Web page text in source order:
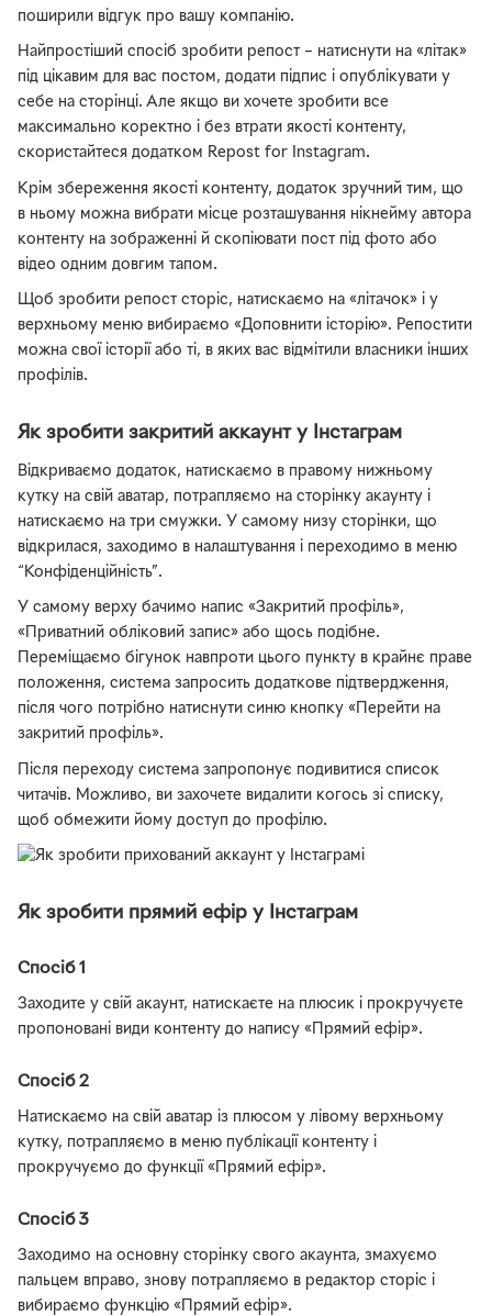
поширили відгук про вашу компанію.
Найпростіший спосіб зробити репост – натиснути на «літак»
під цікавим для вас постом, додати підпис і опублікувати у
себе на сторінці. Але якщо ви хочете зробити все
максимально коректно і без втрати якості контенту,
скористайтеся додатком Repost for Instagram.
Крім збереження якості контенту, додаток зручний тим, що
в ньому можна вибрати місце розташування нікнейму автора
контенту на зображенні й скопіювати пост під фото або
відео одним довгим тапом.
Щоб зробити репост сторіс, натискаємо на «літачок» і у
верхньому меню вибираємо «Доповнити історію». Репостити
можна свої історії або ті, в яких вас відмітили власники інших
профілів.
Як зробити закритий аккаунт у Інстаграм
Відкриваємо додаток, натискаємо в правому нижньому
кутку на свій аватар, потрапляємо на сторінку акаунту і
натискаємо на три смужки. У самому низу сторінки, що
відкрилася, заходимо в налаштування і переходимо в меню
“Конфіденційність”.
У самому верху бачимо напис «Закритий профіль»,
«Приватний обліковий запис» або щось подібне.
Переміщаємо бігунок навпроти цього пункту в крайнє праве
положення, система запросить додаткове підтвердження,
після чого потрібно натиснути синю кнопку «Перейти на
закритий профіль».
Після переходу система запропонує подивитися список
читачів. Можливо, ви захочете видалити когось зі списку,
щоб обмежити йому доступ до профілю.
Як зробити прямий ефір у Інстаграм
Спосіб 1
Заходите у свій акаунт, натискаєте на плюсик і прокручуєте
пропоновані види контенту до напису «Прямий ефір».
Спосіб 2
Натискаємо на свій аватар із плюсом у лівому верхньому
кутку, потрапляємо в меню публікації контенту і
прокручуємо до функції «Прямий ефір».
Спосіб 3
Заходимо на основну сторінку свого акаунта, змахуємо
пальцем вправо, знову потрапляємо в редактор сторіс і
вибираємо функцію «Прямий ефір».